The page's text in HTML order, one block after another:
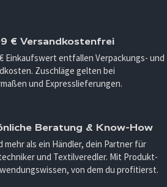
€ Versandkostenfrei
Einkaufswert entfallen Verpackungs- und
Zuschläge gelten bei
und Expresslieferungen.
Beratung & Know-How
mehr als ein Händler, dein Partner für
und Textilveredler. Mit Produkt-
von dem du profitierst.